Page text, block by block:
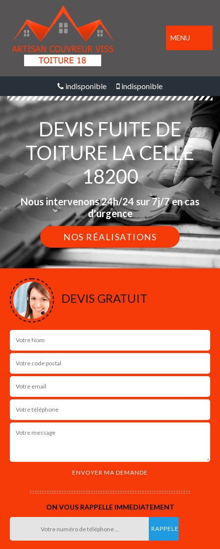
MENU
indisponible indisponible
DEVIS FUITE DE
TOITURE LA CELLE
18200
Nous intervenons 24h/24 sur 7j/7 en cas
d'urgence
NOS RÉALISATIONS
DEVIS GRATUIT
ON VOUS RAPPELLE IMMEDIATEMENT